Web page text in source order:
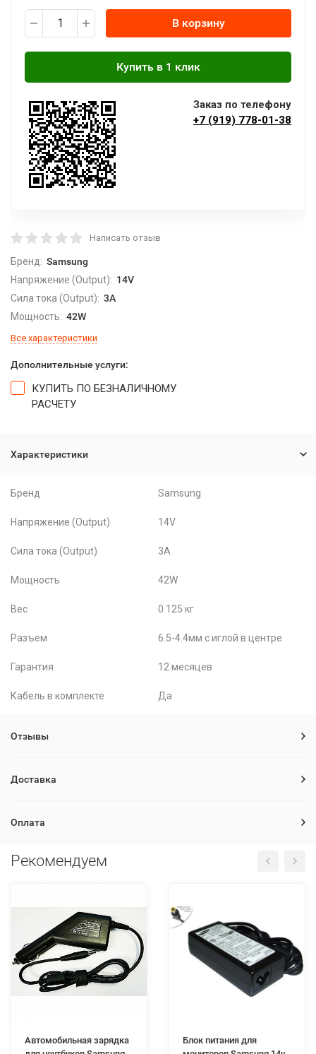
В корзину
Заказ по телефону
+7 (919) 778-01-38
Написать отзыв
Бренд: Samsung
Напряжение (Output): 14V
Сила тока (Output): 3A
Мощность: 42W
Все характеристики
Дополнительные услуги:
КУПИТЬ ПО БЕЗНАЛИЧНОМУ
РАСЧЕТУ
Характеристики
Бренд Samsung
Напряжение (Output) 14V
Сила тока (Output) 3A
Мощность 42W
Вес 0.125 кг
Разъем 6.5-4.4мм с иглой в центре
Гарантия 12 месяцев
Кабель в комплекте Да
Отзывы
Доставка
Оплата
Рекомендуем
Автомобильная зарядка
Блок питания для